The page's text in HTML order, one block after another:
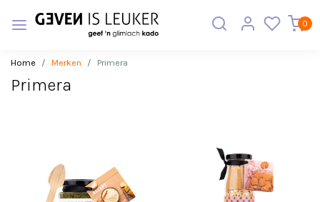
0
Home Merken Primera
Primera